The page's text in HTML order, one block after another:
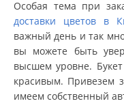
Особая тема при
доставки цветов в
важный день и так
вы можете быть
высшем уровне.
красивым. Привезем
имеем собственный